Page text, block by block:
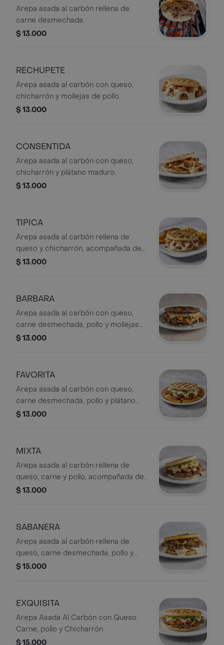
Arepa asada al carbón rellena de
carne desmechada.
$ 13.000
RECHUPETE
Arepa asada al carbón con queso,
chicharrón y mollejas de pollo.
$ 13.000
CONSENTIDA
Arepa asada al carbón con queso,
chicharrón y plátano maduro.
$ 13.000
TIPICA
Arepa asada al carbón rellena de
queso y chicharrón, acompañada de
plátano maduro y maíz.
$ 13.000
BARBARA
Arepa asada al carbón con queso,
carne desmechada, pollo y mollejas
de pollo.
$ 13.000
FAVORITA
Arepa asada al carbón con queso,
carne desmechada, pollo y plátano
maduro.
$ 13.000
MIXTA
Arepa asada al carbón rellena de
queso, carne y pollo, acompañada de
salsa y cilantro.
$ 13.000
SABANERA
Arepa asada al carbón rellena de
queso, carne desmechada, pollo y
mollejas de pollo.
$ 15.000
EXQUISITA
Arepa Asada Al Carbón con Queso
Carne, pollo y Chicharrón
$ 15.000